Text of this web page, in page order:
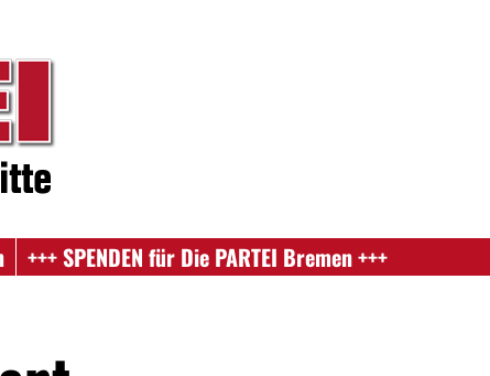
+++ SPENDEN für Die PARTEI Bremen +++